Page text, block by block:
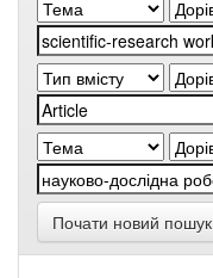
Почати новий пошук